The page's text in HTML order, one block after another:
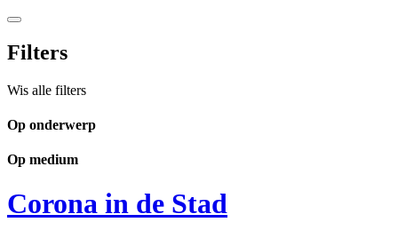
Filters
Wis alle filters
Op onderwerp
Op medium
Corona in de Stad